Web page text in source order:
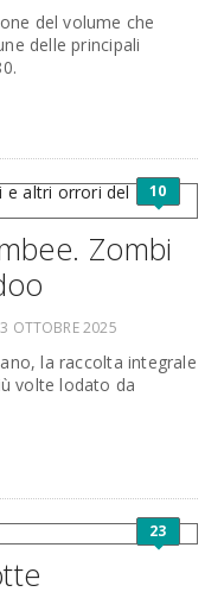
del volume che
delle principali
10
Zombi
OTTOBRE 2025
la raccolta integrale
volte lodato da
23